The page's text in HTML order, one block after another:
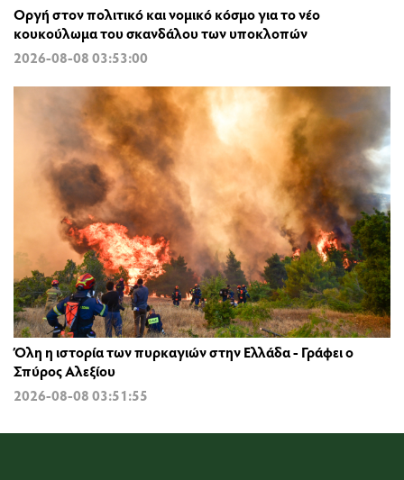
Οργή στον πολιτικό και νομικό κόσμο για το νέο
κουκούλωμα του σκανδάλου των υποκλοπών
2026-08-08 03:53:00
Όλη η ιστορία των πυρκαγιών στην Ελλάδα - Γράφει ο
Σπύρος Αλεξίου
2026-08-08 03:51:55